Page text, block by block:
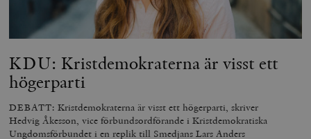
KDU: Kristdemokraterna är visst ett
högerparti
DEBATT: Kristdemokraterna är visst ett högerparti, skriver
Hedvig Åkesson, vice förbundsordförande i Kristdemokratiska
Ungdomsförbundet i en replik till Smedjans Lars Anders